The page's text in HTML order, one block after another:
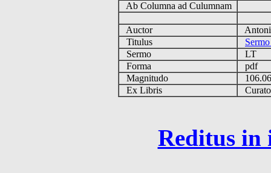
Ab Columna ad Culumnam
Auctor
Titulus
Sermo
LT
Forma
pdf
Magnitudo
Ex Libris
Reditus in